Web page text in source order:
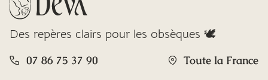
Des repères clairs pour les obsèques 🕊️
07 86 75 37 90 Toute la France